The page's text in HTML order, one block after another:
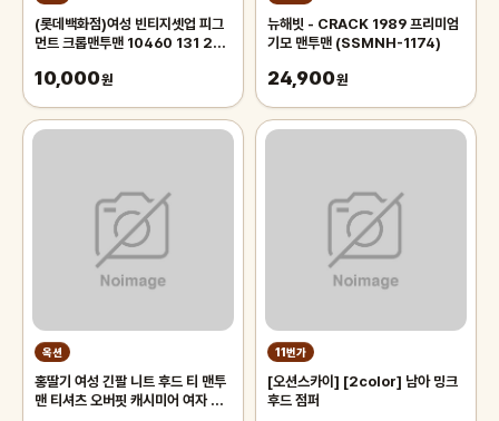
(롯데백화점)여성 빈티지셋업 피그
먼트 크롭맨투맨 10460 131 256
10,000원
뉴해빗 - CRACK 1989 프리미엄
기모 맨투맨 (SSMNH-1174)
24,900원
옥션
홍딸기 여성 긴팔 니트 후드 티 맨투
맨 티셔츠 오버핏 캐시미어 여자 봄
11번가
[오션스카이] [2color] 남아 밍크
후드 점퍼